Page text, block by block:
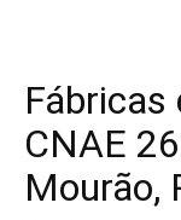
CNAE
Mourão,